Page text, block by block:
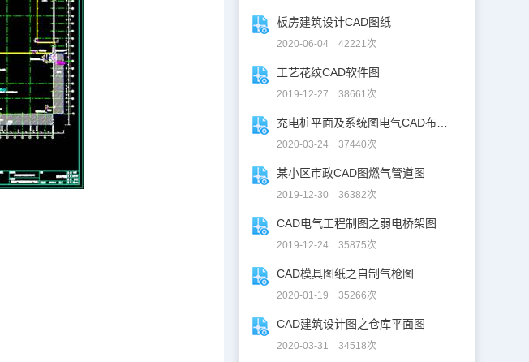
板房建筑设计CAD图纸
2020-06-04 42221次
工艺花纹CAD软件图
2019-12-27 38661次
2020-03-24 37440次
某小区市政CAD图燃气管道图
2019-12-30 36382次
CAD电气工程制图之弱电桥架图
2019-12-24 35875次
CAD模具图纸之自制气枪图
2020-01-19 35266次
CAD建筑设计图之仓库平面图
2020-03-31 34518次